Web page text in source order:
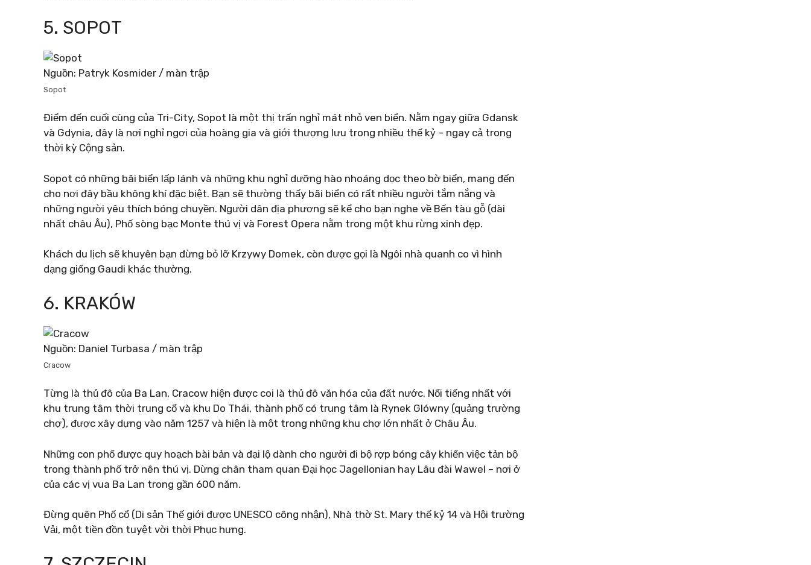
5. SOPOT
Nguồn: Patryk Kosmider / màn trập
Sopot
Điểm đến cuối cùng của Tri-City, Sopot là một thị trấn nghỉ mát nhỏ ven biển. Nằm ngay giữa Gdansk
và Gdynia, đây là nơi nghỉ ngơi của hoàng gia và giới thượng lưu trong nhiều thế kỷ – ngay cả trong
thời kỳ Cộng sản.
Sopot có những bãi biển lấp lánh và những khu nghỉ dưỡng hào nhoáng dọc theo bờ biển, mang đến
cho nơi đây bầu không khí đặc biệt. Bạn sẽ thường thấy bãi biển có rất nhiều người tắm nắng và
những người yêu thích bóng chuyền. Người dân địa phương sẽ kể cho bạn nghe về Bến tàu gỗ (dài
nhất châu Âu), Phố sòng bạc Monte thú vị và Forest Opera nằm trong một khu rừng xinh đẹp.
Khách du lịch sẽ khuyên bạn đừng bỏ lỡ Krzywy Domek, còn được gọi là Ngôi nhà quanh co vì hình
dạng giống Gaudi khác thường.
6. KRAKÓW
Nguồn: Daniel Turbasa / màn trập
Cracow
Từng là thủ đô của Ba Lan, Cracow hiện được coi là thủ đô văn hóa của đất nước. Nổi tiếng nhất với
khu trung tâm thời trung cổ và khu Do Thái, thành phố có trung tâm là Rynek Glówny (quảng trường
chợ), được xây dựng vào năm 1257 và hiện là một trong những khu chợ lớn nhất ở Châu Âu.
Những con phố được quy hoạch bài bản và đại lộ dành cho người đi bộ rợp bóng cây khiến việc tản bộ
trong thành phố trở nên thú vị. Dừng chân tham quan Đại học Jagellonian hay Lâu đài Wawel – nơi ở
của các vị vua Ba Lan trong gần 600 năm.
Đừng quên Phố cổ (Di sản Thế giới được UNESCO công nhận), Nhà thờ St. Mary thế kỷ 14 và Hội trường
Vải, một tiền đồn tuyệt vời thời Phục hưng.